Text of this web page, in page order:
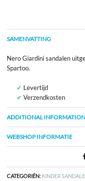
SAMENVATTING
Nero Giardini sandalen
Spartoo.
Levertijd
Verzendkosten
ADDITIONAL INFORMATION
WEBSHOP INFORMATIE
CATEGORIËN: KINDER